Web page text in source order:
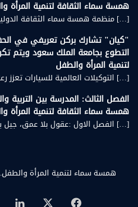
همسة سماء الثقافة لتنمية المرأة
[…] منظمة همسة سماء الثقافة
"كيان" تشارك بركن تعريفي في
التطوع بجامعة الملك سعود ويتم
لتنمية المرأة والطفل
[…] التوكيلات العالمية للسيارات تعزز
الفصل الثالث: المدرسة بين
همسة سماء الثقافة لتنمية المرأة
[…] الفصل الاول :عقول بلا عمق، جيل
همسة سماء لتنمية المرأة والطفل.
فيسبوك